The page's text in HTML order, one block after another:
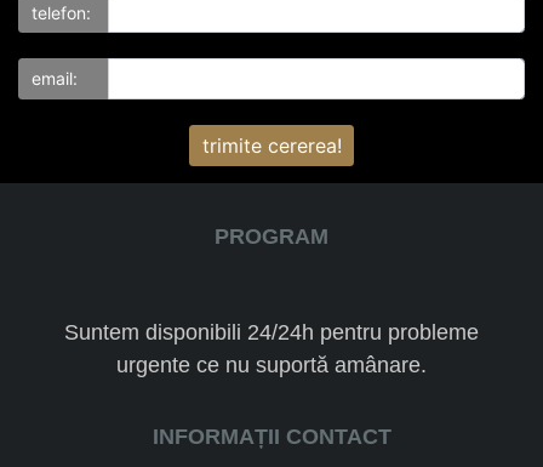
telefon:
email:
trimite cererea!
PROGRAM
Suntem disponibili 24/24h pentru probleme
urgente ce nu suportă amânare.
INFORMAȚII CONTACT